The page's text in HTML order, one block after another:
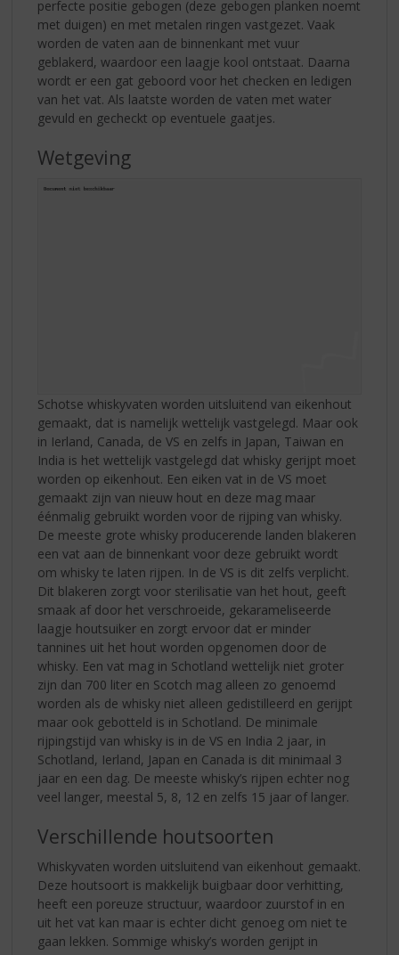
perfecte positie gebogen (deze gebogen planken noemt
met duigen) en met metalen ringen vastgezet. Vaak
worden de vaten aan de binnenkant met vuur
geblakerd, waardoor een laagje kool ontstaat. Daarna
wordt er een gat geboord voor het checken en ledigen
van het vat. Als laatste worden de vaten met water
gevuld en gecheckt op eventuele gaatjes.
Wetgeving
Schotse whiskyvaten worden uitsluitend van eikenhout
gemaakt, dat is namelijk wettelijk vastgelegd. Maar ook
in Ierland, Canada, de VS en zelfs in Japan, Taiwan en
India is het wettelijk vastgelegd dat whisky gerijpt moet
worden op eikenhout. Een eiken vat in de VS moet
gemaakt zijn van nieuw hout en deze mag maar
éénmalig gebruikt worden voor de rijping van whisky.
De meeste grote whisky producerende landen blakeren
een vat aan de binnenkant voor deze gebruikt wordt
om whisky te laten rijpen. In de VS is dit zelfs verplicht.
Dit blakeren zorgt voor sterilisatie van het hout, geeft
smaak af door het verschroeide, gekarameliseerde
laagje houtsuiker en zorgt ervoor dat er minder
tannines uit het hout worden opgenomen door de
whisky. Een vat mag in Schotland wettelijk niet groter
zijn dan 700 liter en Scotch mag alleen zo genoemd
worden als de whisky niet alleen gedistilleerd en gerijpt
maar ook gebotteld is in Schotland. De minimale
rijpingstijd van whisky is in de VS en India 2 jaar, in
Schotland, Ierland, Japan en Canada is dit minimaal 3
jaar en een dag. De meeste whisky’s rijpen echter nog
veel langer, meestal 5, 8, 12 en zelfs 15 jaar of langer.
Verschillende houtsoorten
Whiskyvaten worden uitsluitend van eikenhout gemaakt.
Deze houtsoort is makkelijk buigbaar door verhitting,
heeft een poreuze structuur, waardoor zuurstof in en
uit het vat kan maar is echter dicht genoeg om niet te
gaan lekken. Sommige whisky’s worden gerijpt in